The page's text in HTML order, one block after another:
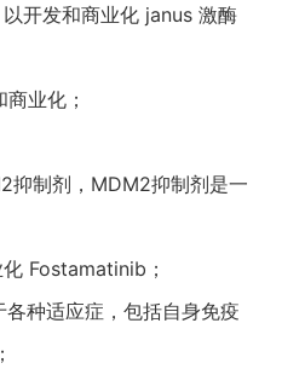
开发和商业化 janus 激酶
业化；
抑制剂，MDM2抑制剂是一
Fostamatinib；
种适应症，包括自身免疫